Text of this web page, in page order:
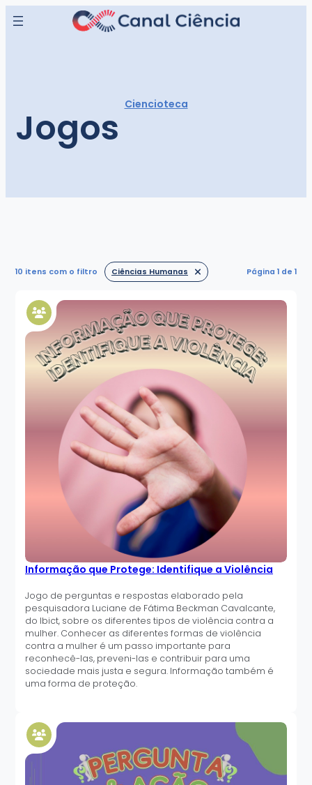
Ciencioteca
Jogos
10 itens com o filtro Ciências Humanas Página 1 de 1
Informação que Protege: Identifique a Violência
Jogo de perguntas e respostas elaborado pela
pesquisadora Luciane de Fátima Beckman Cavalcante,
do Ibict, sobre os diferentes tipos de violência contra a
mulher. Conhecer as diferentes formas de violência
contra a mulher é um passo importante para
reconhecê-las, preveni-las e contribuir para uma
sociedade mais justa e segura. Informação também é
uma forma de proteção.